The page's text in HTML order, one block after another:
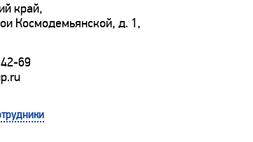
край,
Космодемьянской, д. 1,
69